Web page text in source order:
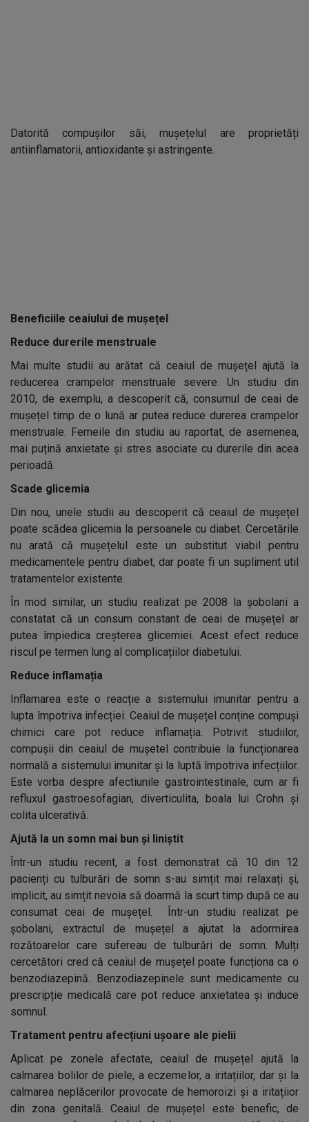
Datorită compușilor săi, mușețelul are proprietăți
antiinflamatorii, antioxidante și astringente.
Beneficiile ceaiului de mușețel
Reduce durerile menstruale
Mai multe studii au arătat că ceaiul de mușețel ajută la
reducerea crampelor menstruale severe. Un studiu din
2010, de exemplu, a descoperit că, consumul de ceai de
mușețel timp de o lună ar putea reduce durerea crampelor
menstruale. Femeile din studiu au raportat, de asemenea,
mai puțină anxietate și stres asociate cu durerile din acea
perioadă.
Scade glicemia
Din nou, unele studii au descoperit că ceaiul de mușețel
poate scădea glicemia la persoanele cu diabet. Cercetările
nu arată că mușețelul este un substitut viabil pentru
medicamentele pentru diabet, dar poate fi un supliment util
tratamentelor existente.
În mod similar, un studiu realizat pe 2008 la șobolani a
constatat că un consum constant de ceai de mușețel ar
putea împiedica creșterea glicemiei. Acest efect reduce
riscul pe termen lung al complicațiilor diabetului.
Reduce inflamația
Inflamarea este o reacție a sistemului imunitar pentru a
lupta împotriva infecției. Ceaiul de mușețel conține compuși
chimici care pot reduce inflamația. Potrivit studiilor,
compușii din ceaiul de mușetel contribuie la funcționarea
normală a sistemului imunitar și la luptă împotriva infecțiilor.
Este vorba despre afectiunile gastrointestinale, cum ar fi
refluxul gastroesofagian, diverticulita, boala lui Crohn și
colita ulcerativă.
Ajută la un somn mai bun și liniștit
Într-un studiu recent, a fost demonstrat că 10 din 12
pacienți cu tulburări de somn s-au simțit mai relaxați și,
implicit, au simțit nevoia să doarmă la scurt timp după ce au
consumat ceai de mușețel. Într-un studiu realizat pe
șobolani, extractul de mușețel a ajutat la adormirea
rozătoarelor care sufereau de tulburări de somn. Mulți
cercetători cred că ceaiul de mușețel poate funcționa ca o
benzodiazepină. Benzodiazepinele sunt medicamente cu
prescripție medicală care pot reduce anxietatea și induce
somnul.
Tratament pentru afecțiuni ușoare ale pielii
Aplicat pe zonele afectate, ceaiul de mușețel ajută la
calmarea bolilor de piele, a eczemelor, a iritațiilor, dar și la
calmarea neplăcerilor provocate de hemoroizi și a iritațiior
din zona genitală. Ceaiul de mușețel este benefic, de